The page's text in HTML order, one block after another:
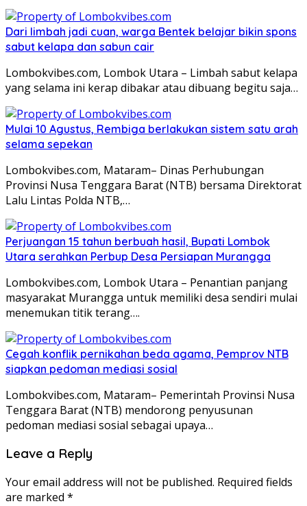
Dari limbah jadi cuan, warga Bentek belajar bikin spons
sabut kelapa dan sabun cair
Lombokvibes.com, Lombok Utara – Limbah sabut kelapa
yang selama ini kerap dibakar atau dibuang begitu saja…
Mulai 10 Agustus, Rembiga berlakukan sistem satu arah
selama sepekan
Lombokvibes.com, Mataram– Dinas Perhubungan
Provinsi Nusa Tenggara Barat (NTB) bersama Direktorat
Lalu Lintas Polda NTB,…
Perjuangan 15 tahun berbuah hasil, Bupati Lombok
Utara serahkan Perbup Desa Persiapan Murangga
Lombokvibes.com, Lombok Utara – Penantian panjang
masyarakat Murangga untuk memiliki desa sendiri mulai
menemukan titik terang….
Cegah konflik pernikahan beda agama, Pemprov NTB
siapkan pedoman mediasi sosial
Lombokvibes.com, Mataram– Pemerintah Provinsi Nusa
Tenggara Barat (NTB) mendorong penyusunan
pedoman mediasi sosial sebagai upaya…
Leave a Reply
Your email address will not be published. Required fields
are marked *